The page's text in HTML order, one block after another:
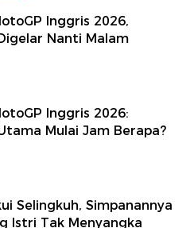
Inggris 2026,
Nanti Malam
Inggris 2026:
Mulai Jam Berapa?
Selingkuh, Simpanannya
Istri Tak Menyangka